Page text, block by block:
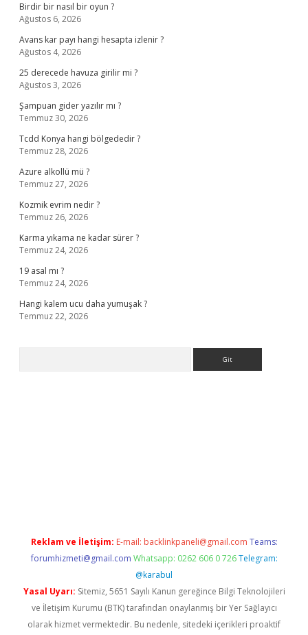
Birdir bir nasıl bir oyun ?
Ağustos 6, 2026
Avans kar payı hangi hesapta izlenir ?
Ağustos 4, 2026
25 derecede havuza girilir mi ?
Ağustos 3, 2026
Şampuan gider yazılır mı ?
Temmuz 30, 2026
Tcdd Konya hangi bölgededir ?
Temmuz 28, 2026
Azure alkollü mü ?
Temmuz 27, 2026
Kozmik evrim nedir ?
Temmuz 26, 2026
Karma yıkama ne kadar sürer ?
Temmuz 24, 2026
19 asal mı ?
Temmuz 24, 2026
Hangi kalem ucu daha yumuşak ?
Temmuz 22, 2026
Reklam ve İletişim: E-mail: backlinkpaneli@gmail.com Teams:
forumhizmeti@gmail.com Whatsapp: 0262 606 0 726 Telegram:
@karabul
Yasal Uyarı: Sitemiz, 5651 Sayılı Kanun gereğince Bilgi Teknolojileri
ve İletişim Kurumu (BTK) tarafından onaylanmış bir Yer Sağlayıcı
olarak hizmet vermektedir. Bu nedenle, sitedeki içerikleri proaktif